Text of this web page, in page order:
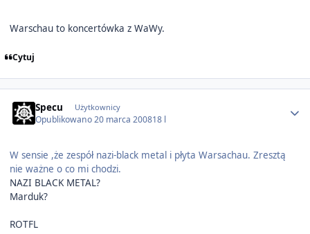
Warschau to koncertówka z WaWy.
Cytuj
Specu Użytkownicy
Opublikowano20 marca 200818 l
W sensie ,że zespół nazi-black metal i płyta Warsachau. Zresztą
nie ważne o co mi chodzi.
NAZI BLACK METAL?
Marduk?
ROTFL